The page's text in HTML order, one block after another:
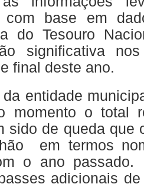
com base em
do Tesouro
significativa
final deste ano.
entidade
momento o total
sido de queda que
em termos
o ano passado.
adicionais